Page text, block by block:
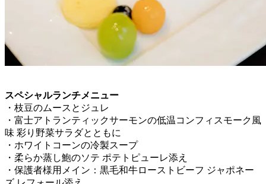
スペシャルランチメニュー
・枝豆のムースとジュレ
・富士アトランティックサーモンの低温コンフィスモーク風
味 彩り野菜サラダとともに
・ホワイトコーンの冷製スープ
・柔らか蒸し鮑のソテ ポテトピューレ添え
・保護者様用メイン：黒毛和牛ローストビーフ ジャポネー